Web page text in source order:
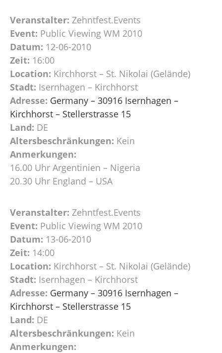
Veranstalter: Zehntfest.Events
Event: Public Viewing WM 2010
Datum: 12-06-2010
Zeit: 16:00
Location: Kirchhorst – St. Nikolai (Gelände)
Stadt: Isernhagen – Kirchhorst
Adresse: Germany – 30916 Isernhagen –
Kirchhorst – Stellerstrasse 15
Land: DE
Altersbeschränkungen: Kein
Anmerkungen:
16.00 Uhr Argentinien – Nigeria
20.30 Uhr England – USA
Veranstalter: Zehntfest.Events
Event: Public Viewing WM 2010
Datum: 13-06-2010
Zeit: 14:00
Location: Kirchhorst – St. Nikolai (Gelände)
Stadt: Isernhagen – Kirchhorst
Adresse: Germany – 30916 Isernhagen –
Kirchhorst – Stellerstrasse 15
Land: DE
Altersbeschränkungen: Kein
Anmerkungen: